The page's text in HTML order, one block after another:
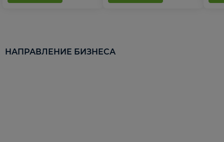
НАПРАВЛЕНИЕ БИЗНЕСА